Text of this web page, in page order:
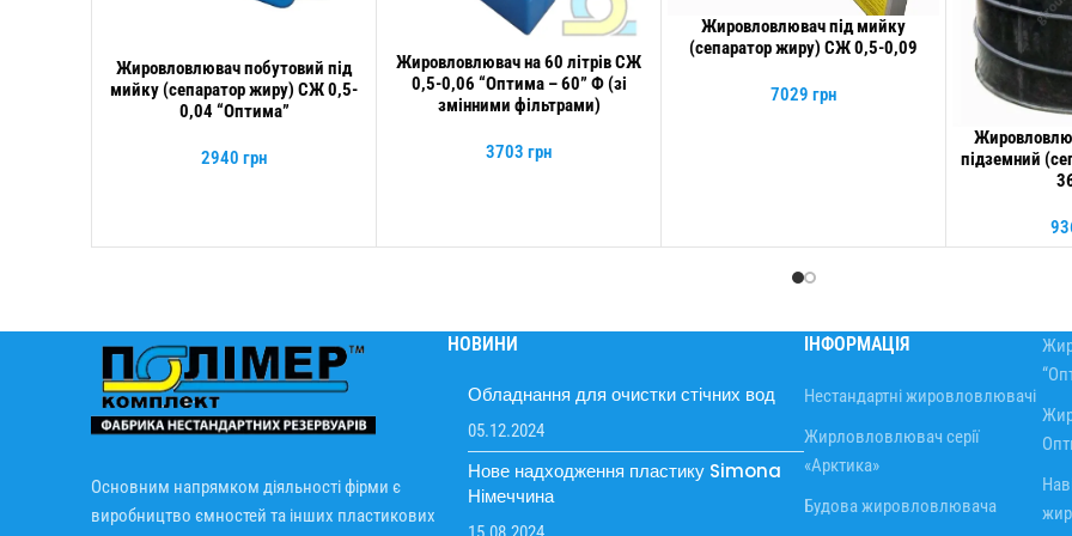
ДОДАТИ В КОШИК
Жировловлювач побутовий під
мийку (сепаратор жиру) СЖ 0,5-
0,04 “Оптима”
2940 грн
ДОДАТИ В КОШИК
Жировловлювач на 60 літрів СЖ
0,5-0,06 “Оптима – 60” Ф (зі
змінними фільтрами)
3703 грн
ДОДАТИ В КОШИК
Жировловлювач під мийку
(сепаратор жиру) СЖ 0,5-0,09
7029 грн
ДОДАТИ В
підземний
Основним напрямком діяльності фірми є
виробництво ємностей та інших пластикових
НОВИНИ
Обладнання для очистки стічних вод
05.12.2024
Нове надходження пластику Simona
Німеччина
ІНФОРМАЦІЯ
Нестандартні жировловлювачі
Жирловловлювач серії
«Арктика»
Будова жировловлювача